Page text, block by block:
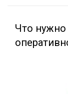
Что нужно